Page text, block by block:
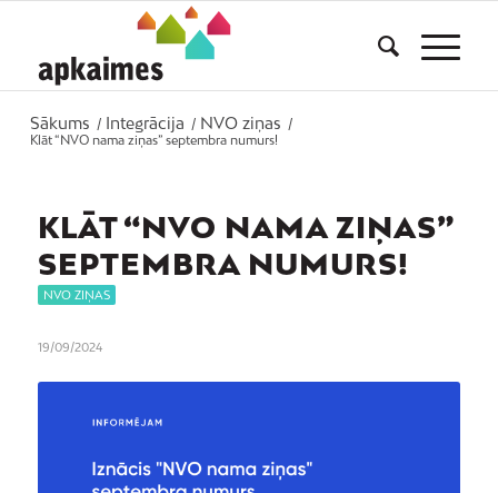
Sākums / Integrācija / NVO ziņas
/
Klāt “NVO nama ziņas” septembra numurs!
KLĀT “NVO NAMA ZIŅAS”
SEPTEMBRA NUMURS!
NVO ZIŅAS
19/09/2024